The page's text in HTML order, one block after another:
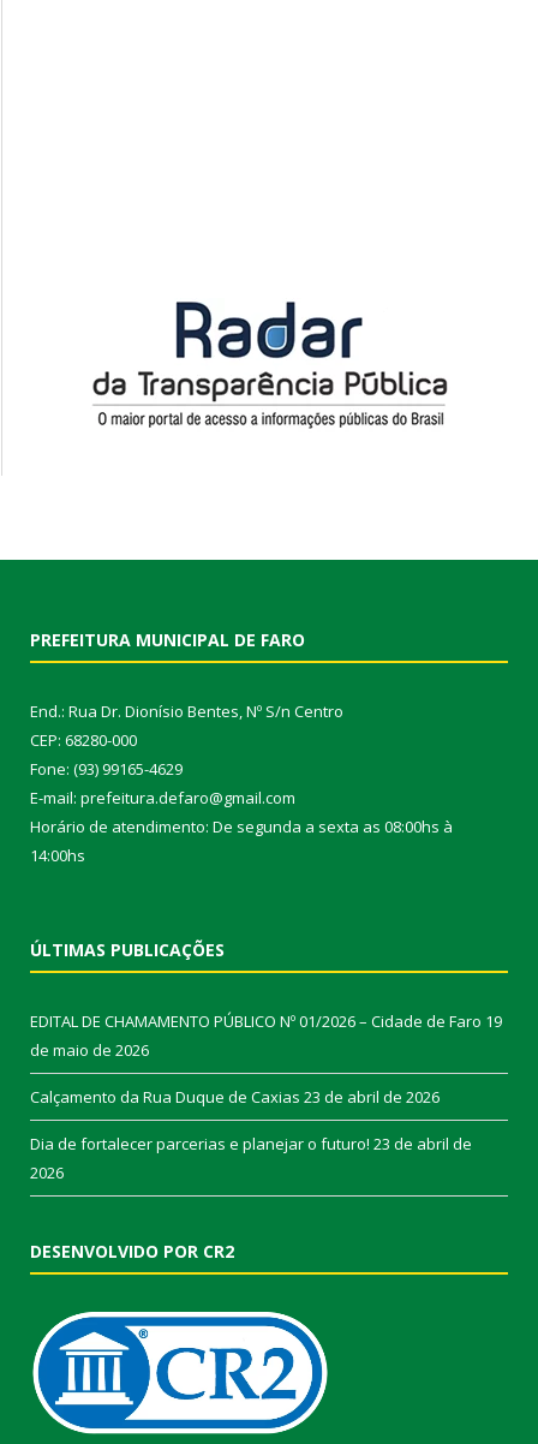
PREFEITURA MUNICIPAL DE FARO
End.: Rua Dr. Dionísio Bentes, Nº S/n Centro
CEP: 68280-000
Fone: (93) 99165-4629
E-mail: prefeitura.defaro@gmail.com
Horário de atendimento: De segunda a sexta as 08:00hs à
14:00hs
ÚLTIMAS PUBLICAÇÕES
EDITAL DE CHAMAMENTO PÚBLICO Nº 01/2026 – Cidade de Faro 19
de maio de 2026
Calçamento da Rua Duque de Caxias 23 de abril de 2026
Dia de fortalecer parcerias e planejar o futuro! 23 de abril de
2026
DESENVOLVIDO POR CR2